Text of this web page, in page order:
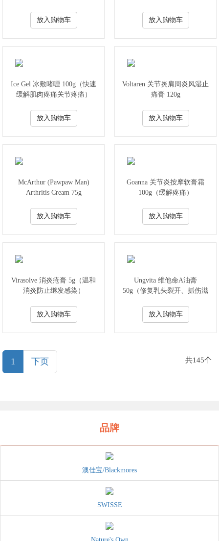
放入购物车
放入购物车
Ice Gel 冰敷啫喱 100g（快速
缓解肌肉疼痛关节疼痛）
放入购物车
Voltaren 关节炎肩周炎风湿止
痛膏 120g
放入购物车
McArthur (Pawpaw Man)
Arthritis Cream 75g
放入购物车
Goanna 关节炎按摩软膏霜
100g（缓解疼痛）
放入购物车
Virasolve 消炎疮膏 5g（温和
消炎防止继发感染）
放入购物车
Ungvita 维他命A油膏
50g（修复乳头裂开、抓伤滋
放入购物车
1 (current)
下页 共145个
品牌
澳佳宝/Blackmores
SWISSE